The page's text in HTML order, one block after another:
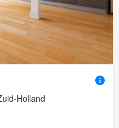
Holland